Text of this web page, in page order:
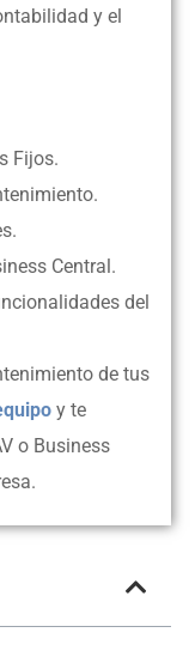
y el
Fijos.
Central.
del
de tus
y te
o Business